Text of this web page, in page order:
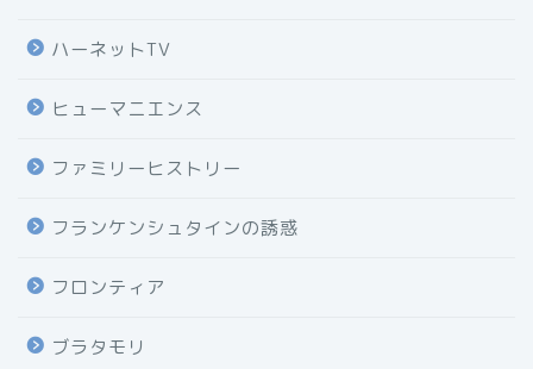
ハーネットTV
ヒューマニエンス
ファミリーヒストリー
フランケンシュタインの誘惑
フロンティア
ブラタモリ